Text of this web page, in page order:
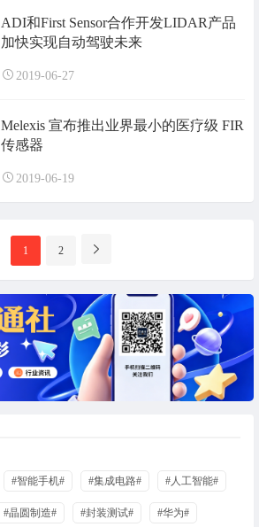
ADI和First Sensor合作开发LIDAR产品
加快实现自动驾驶未来
2019-06-27
Melexis 宣布推出业界最小的医疗级 FIR
传感器
2019-06-19
1 2
#智能手机# #集成电路# #人工智能#
#晶圆制造# #封装测试# #华为#